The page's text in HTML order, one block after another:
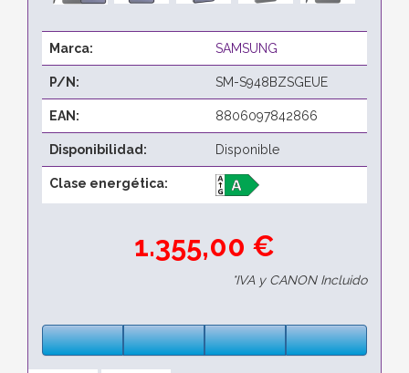
Marca: SAMSUNG
P/N: SM-S948BZSGEUE
EAN: 8806097842866
Disponibilidad: Disponible
Clase energética:
1.355,00 €
*IVA y CANON Incluido